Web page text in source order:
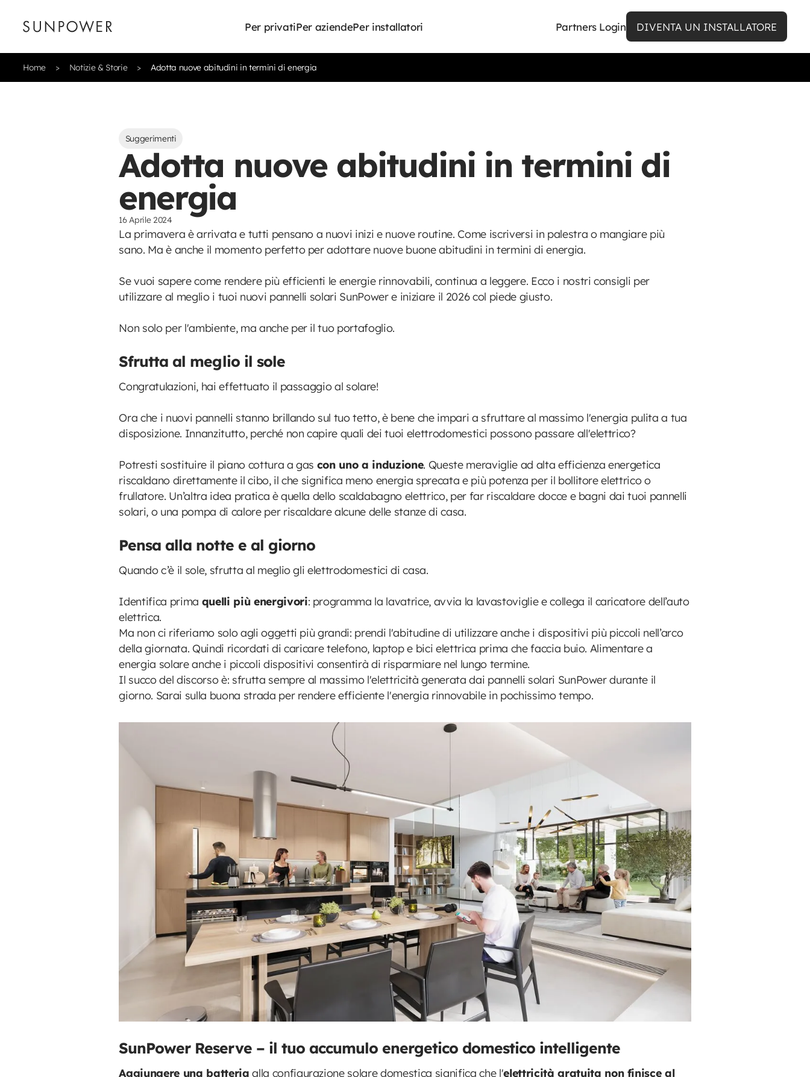
Per privatiPer aziendePer installatori Partners Login DIVENTA UN INSTALLATORE
Home Notizie & Storie Adotta nuove abitudini in termini di energia
Suggerimenti
Adotta nuove abitudini in termini di
energia
16 Aprile 2024
La primavera è arrivata e tutti pensano a nuovi inizi e nuove routine. Come iscriversi in palestra o mangiare più
sano. Ma è anche il momento perfetto per adottare nuove buone abitudini in termini di energia.
Se vuoi sapere come rendere più efficienti le energie rinnovabili, continua a leggere. Ecco i nostri consigli per
utilizzare al meglio i tuoi nuovi pannelli solari SunPower e iniziare il 2026 col piede giusto.
Non solo per l'ambiente, ma anche per il tuo portafoglio.
Sfrutta al meglio il sole
Congratulazioni, hai effettuato il passaggio al solare!
Ora che i nuovi pannelli stanno brillando sul tuo tetto, è bene che impari a sfruttare al massimo l'energia pulita a tua
disposizione. Innanzitutto, perché non capire quali dei tuoi elettrodomestici possono passare all'elettrico?
Potresti sostituire il piano cottura a gas con uno a induzione. Queste meraviglie ad alta efficienza energetica
riscaldano direttamente il cibo, il che significa meno energia sprecata e più potenza per il bollitore elettrico o
frullatore. Un’altra idea pratica è quella dello scaldabagno elettrico, per far riscaldare docce e bagni dai tuoi pannelli
solari, o una pompa di calore per riscaldare alcune delle stanze di casa.
Pensa alla notte e al giorno
Quando c’è il sole, sfrutta al meglio gli elettrodomestici di casa.
Identifica prima quelli più energivori: programma la lavatrice, avvia la lavastoviglie e collega il caricatore dell’auto
elettrica.
Ma non ci riferiamo solo agli oggetti più grandi: prendi l'abitudine di utilizzare anche i dispositivi più piccoli nell’arco
della giornata. Quindi ricordati di caricare telefono, laptop e bici elettrica prima che faccia buio. Alimentare a
energia solare anche i piccoli dispositivi consentirà di risparmiare nel lungo termine.
Il succo del discorso è: sfrutta sempre al massimo l'elettricità generata dai pannelli solari SunPower durante il
giorno. Sarai sulla buona strada per rendere efficiente l'energia rinnovabile in pochissimo tempo.
SunPower Reserve – il tuo accumulo energetico domestico intelligente
Aggiungere una batteria alla configurazione solare domestica significa che l'elettricità gratuita non finisce al